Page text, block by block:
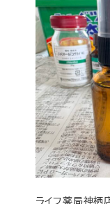
ライフ薬局神栖